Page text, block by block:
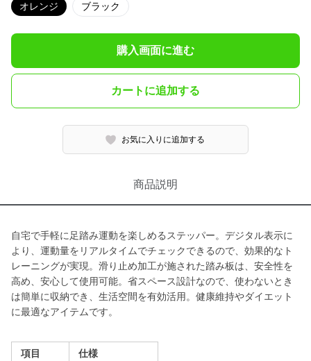
オレンジ ブラック
購入画面に進む
カートに追加する
お気に入りに追加する
商品説明
自宅で手軽に足踏み運動を楽しめるステッパー。デジタル表示に
より、運動量をリアルタイムでチェックできるので、効果的なト
レーニングが実現。滑り止め加工が施された踏み板は、安全性を
高め、安心して使用可能。省スペース設計なので、使わないとき
は簡単に収納でき、生活空間を有効活用。健康維持やダイエット
に最適なアイテムです。
項目 仕様